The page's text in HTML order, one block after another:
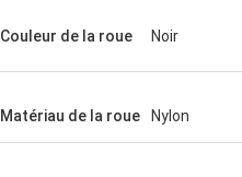
Couleur de la roue Noir
Matériau de la roue Nylon